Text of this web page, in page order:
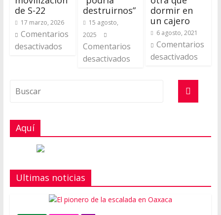
de S-22
17 marzo, 2026
Comentarios
desactivados
destruirnos”
15 agosto,
2025
Comentarios
desactivados
dormir en
un cajero
6 agosto, 2021
Comentarios
desactivados
Aquí
Ultimas noticias